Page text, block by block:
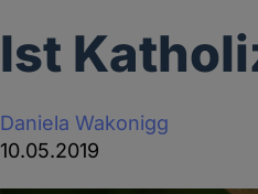
Ist
Daniela Wakonigg
10.05.2019